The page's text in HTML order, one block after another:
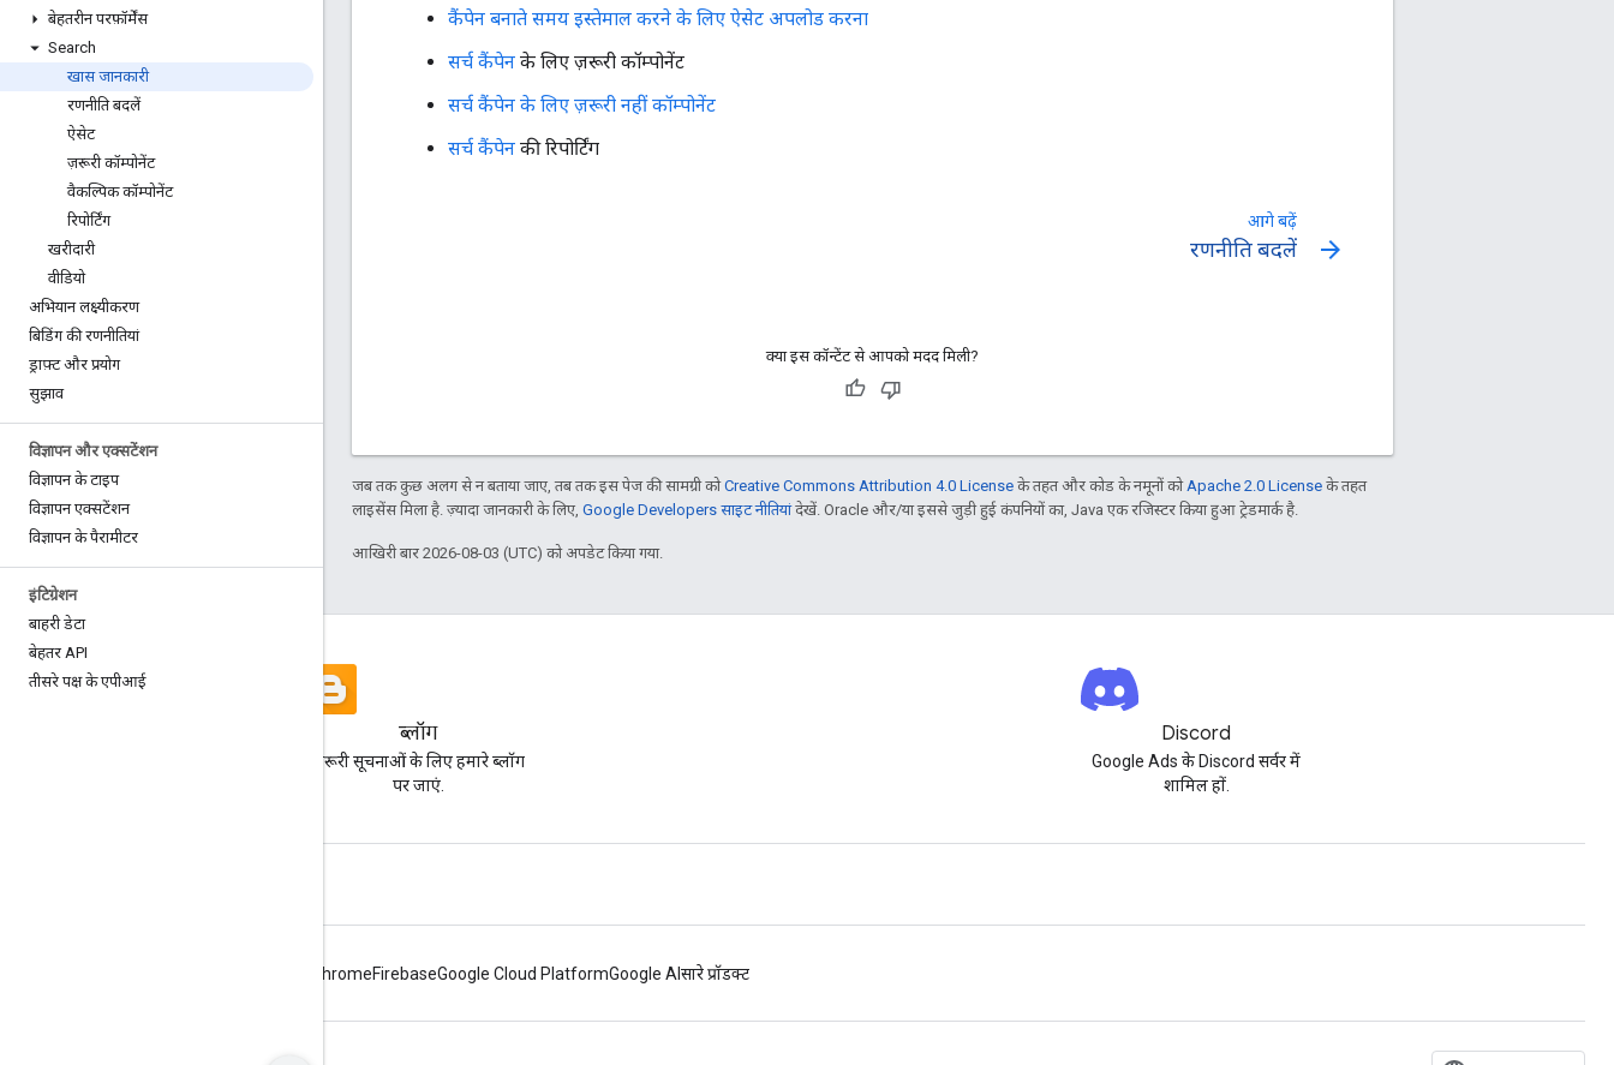
बेहतरीन परफ़ॉर्मेंस
Search
खास जानकारी
रणनीति बदलें
ऐसेट
ज़रूरी कॉम्पोनेंट
वैकल्पिक कॉम्पोनेंट
रिपोर्टिंग
खरीदारी
वीडियो
अभियान लक्ष्यीकरण
बिडिंग की रणनीतियां
ड्राफ़्ट और प्रयोग
सुझाव
विज्ञापन और एक्सटेंशन
विज्ञापन के टाइप
विज्ञापन एक्सटेंशन
विज्ञापन के पैरामीटर
इंटिग्रेशन
बाहरी डेटा
बेहतर API
तीसरे पक्ष के एपीआई
कैंपेन बनाते समय इस्तेमाल करने के लिए ऐसेट अपलोड करना
सर्च कैंपेन के लिए ज़रूरी कॉम्पोनेंट
सर्च कैंपेन के लिए ज़रूरी नहीं कॉम्पोनेंट
सर्च कैंपेन की रिपोर्टिंग
आगे बढ़ें
रणनीति बदलें arrow_forward
क्या इस कॉन्टेंट से आपको मदद मिली?
जब तक कुछ अलग से न बताया जाए, तब तक इस पेज की सामग्री कोCreative Commons Attribution 4.0 License के तहत और कोड के नमूनों को Apache 2.0 License के तहत
लाइसेंस मिला है. ज़्यादा जानकारी के लिए, Google Developers साइट नीतियांदेखें. Oracle और/या इससे जुड़ी हुई कंपनियों का, Java एक रजिस्टर किया हुआ ट्रेडमार्क है.
आखिरी बार 2026-08-03 (UTC) को अपडेट किया गया.
ब्लॉग
ज़रूरी सूचनाओं के लिए हमारे ब्लॉग
पर जाएं.
Discord
Google Ads के Discord सर्वर में
शामिल हों.
ChromeFirebaseGoogle Cloud PlatformGoogle AI सारे प्रॉडक्ट